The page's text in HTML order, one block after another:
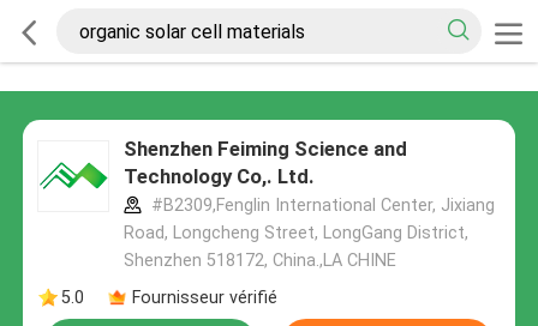
Shenzhen Feiming Science and
Technology Co,. Ltd.
#B2309,Fenglin International Center, Jixiang
Road, Longcheng Street, LongGang District,
Shenzhen 518172, China.,LA CHINE
5.0
Fournisseur vérifié